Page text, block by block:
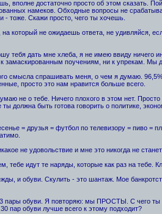
вполне достаточно просто об этом сказать.
намеков. Обходные вопросы не
- тоже. Скажи просто, чего ты хочешь.
который не ожидаешь ответа, не удивляйся,
дать мне хлеба, я не имею ввиду ничего
замаскированным поучениям, ни к упрекам. Мы
смысла спрашивать меня, о чем я думаю.
просто это нам нравится больше всего.
не о тебе. Ничего плохого в этом нет.
должна быть готова говорить о политике,
= друзья = футбол по телевизору = пиво =
не удовольствие и мне это никогда не
тебе идут те наряды, которые как раз на тебе.
и обуви. Скулить - это шантаж. Мое
пары обуви. Я повторяю: мы ПРОСТЫ. С чего ты
пар обуви лучше всего к этому подходит?